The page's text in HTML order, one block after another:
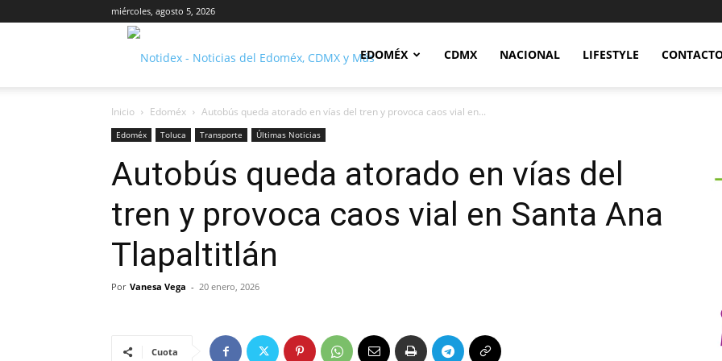
miércoles, agosto 5, 2026
Notidex
EDOMÉX CDMX NACIONAL LIFESTYLE
Inicio Edoméx Autobús queda atorado en vías del tren y provoca caos vial en...
Edoméx Toluca Transporte Últimas Noticias
Autobús queda atorado en vías del
tren y provoca caos vial en Santa Ana
Tlapaltitlán
Por Vanesa Vega - 20 enero, 2026
Cuota